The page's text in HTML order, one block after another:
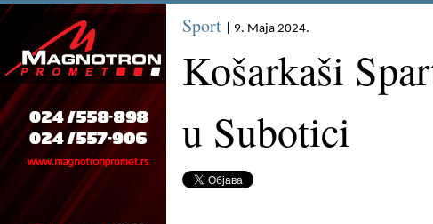
Sport | 9. Maja 2024.
Košarkaši
u Subotici